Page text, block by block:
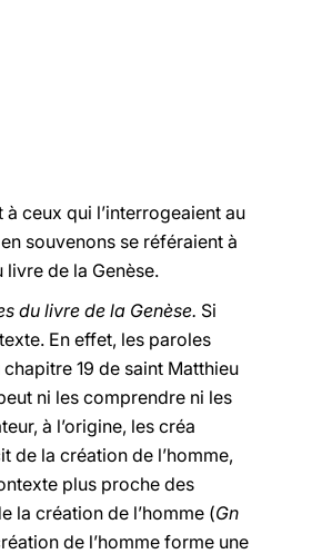
LATINE
ceux qui l’interrogeaient au
souvenons se référaient à
livre de la Genèse.
du livre de la Genèse. Si
En effet, les paroles
19 de saint Matthieu
ni les comprendre ni les
à l’origine, les créa
de la création de l’homme,
plus proche des
la création de l’homme (Gn
de l’homme forme une